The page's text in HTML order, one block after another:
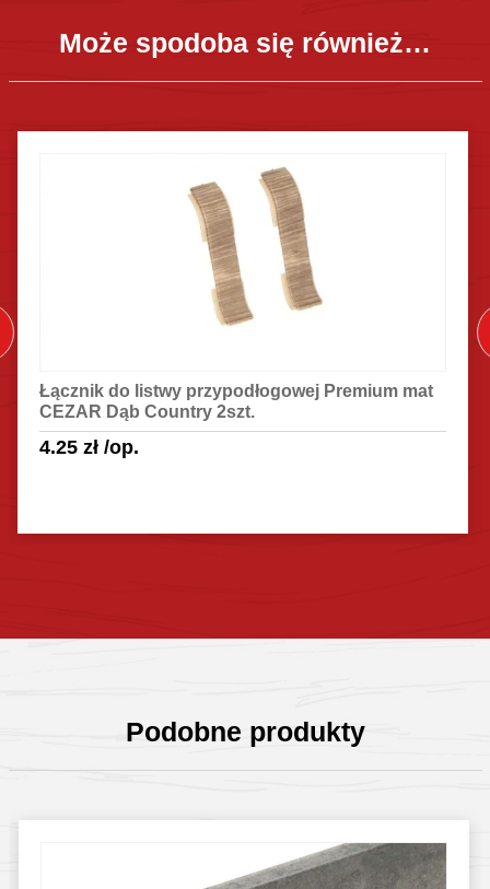
Może spodoba się również…
Łącznik do listwy przypodłogowej Premium mat
CEZAR Dąb Country 2szt.
4.25zł /op.
Podobne produkty